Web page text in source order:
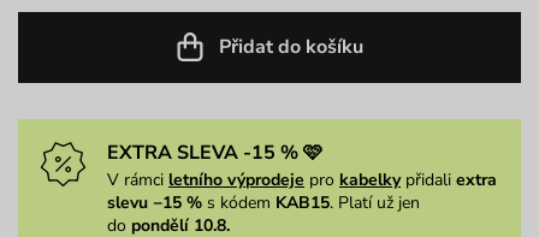
Přidat do košíku
EXTRA SLEVA -15 % 🩷
V rámci letního výprodeje pro kabelkypřidali extra
slevu −15 % s kódem KAB15. Platí už jen
do pondělí 10.8.